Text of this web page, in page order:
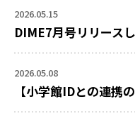
2026.05.15
DIME7月号リリースし
2026.05.08
【小学館IDとの連携